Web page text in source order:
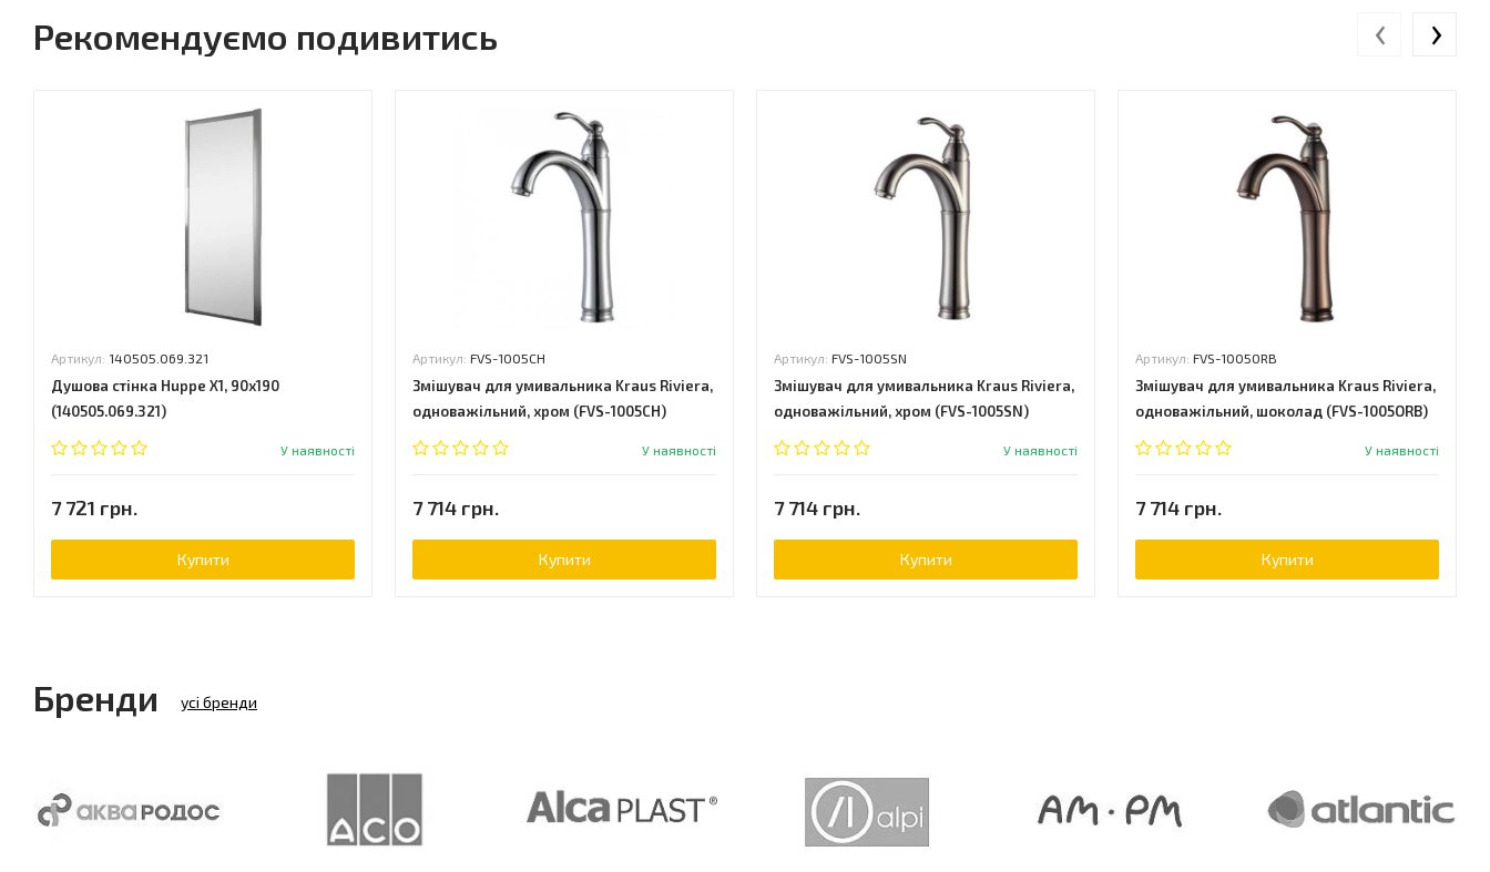
Рекомендуємо подивитись
Артикул: 140505.069.321
Душова стінка Huppe X1, 90x190
(140505.069.321)
У наявності
7 721 грн.
Купити
Артикул: FVS-1005CH
Змішувач для умивальника Kraus Riviera,
одноважільний, хром (FVS-1005CH)
У наявності
7 714 грн.
Купити
Артикул: FVS-1005SN
Змішувач для умивальника Kraus Riviera,
одноважільний, хром (FVS-1005SN)
У наявності
7 714 грн.
Купити
Артикул: FVS-1005ORB
Змішувач для умивальника Kraus Riviera,
одноважільний, шоколад (FVS-1005ORB)
У наявності
7 714 грн.
Купити
‹ ›
Бренди усі бренди